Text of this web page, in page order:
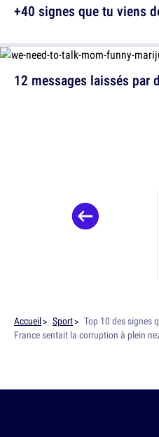
12 messages laissés par
+40 signes que tu viens
Accueil Sport
Top 10 des signes
France sentait la corruption à plein